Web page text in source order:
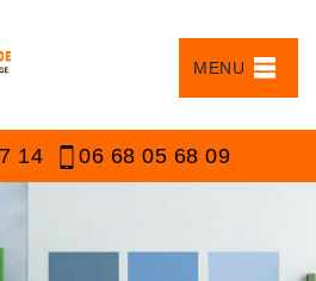
MENU
14 06 68 05 68 09